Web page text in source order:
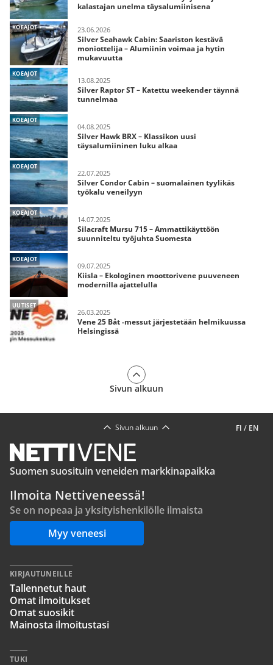
kalastajan unelma täysalumiinisena
KOEAJOT 23.06.2026
Silver Seahawk Cabin: Saariston kestävä
moniottelija – Alumiinin voimaa ja hytin
mukavuutta
KOEAJOT
13.08.2025
Silver Raptor ST – Katettu weekender täynnä
tunnelmaa
KOEAJOT
04.08.2025
Silver Hawk BRX – Klassikon uusi
täysalumiininen luku alkaa
KOEAJOT
22.07.2025
Silver Condor Cabin – suomalainen tyylikäs
työkalu veneilyyn
KOEAJOT
14.07.2025
Silacraft Mursu 715 – Ammattikäyttöön
suunniteltu työjuhta Suomesta
KOEAJOT
09.07.2025
Kiisla – Ekologinen moottorivene puuveneen
modernilla ajattelulla
UUTISET
26.03.2025
Vene 25 Båt -messut järjestetään helmikuussa
Helsingissä
Sivun alkuun
FI / EN
Sivun alkuun
Suomen suosituin veneiden markkinapaikka
Ilmoita Nettiveneessä!
Se on nopeaa ja yksityishenkilölle ilmaista
Myy veneesi
KIRJAUTUNEILLE
Tallennetut haut
Omat ilmoitukset
Omat suosikit
Mainosta ilmoitustasi
TUKI